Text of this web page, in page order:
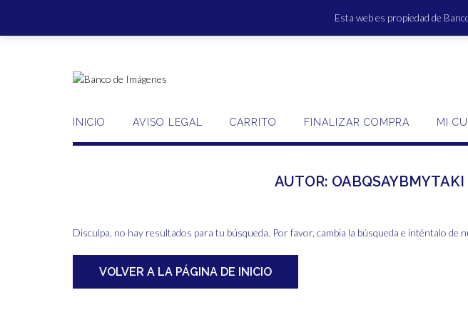
Esta web es propiedad de
contenido
INICIO AVISO LEGAL CARRITO FINALIZAR COMPRA MI
AUTOR: OABQSAYBMYTAKI
Disculpa, no hay resultados para tu búsqueda. Por favor, cambia la búsqueda e inténtalo de
VOLVER A LA PÁGINA DE INICIO